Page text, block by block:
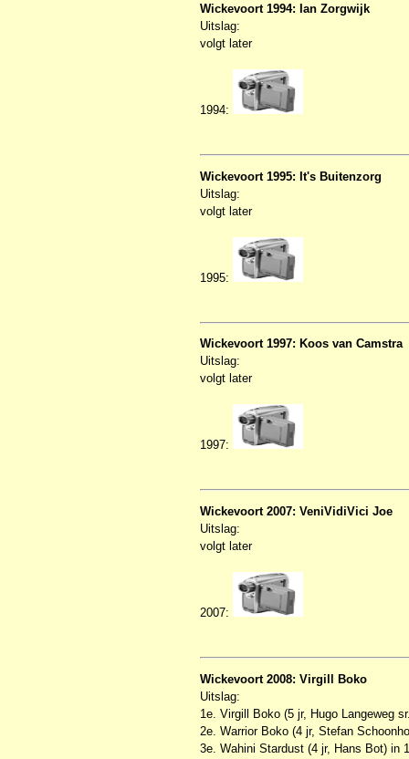
Wickevoort 1994: Ian Zorgwijk
Uitslag:
volgt later
1994:
Wickevoort 1995: It's Buitenzorg
Uitslag:
volgt later
1995:
Wickevoort 1997: Koos van Camstra
Uitslag:
volgt later
1997:
Wickevoort 2007: VeniVidiVici Joe
Uitslag:
volgt later
2007:
Wickevoort 2008: Virgill Boko
Uitslag:
1e. Virgill Boko (5 jr, Hugo Langeweg
2e. Warrior Boko (4 jr, Stefan
3e. Wahini Stardust (4 jr, Hans Bot) in